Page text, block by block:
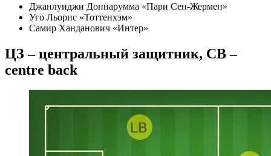
Джанлуиджи Доннарумма «Пари Сен-Жермен»
Уго Льорис «Тоттенхэм»
Самир Ханданович «Интер»
ЦЗ – центральный защитник, CB –
centre back